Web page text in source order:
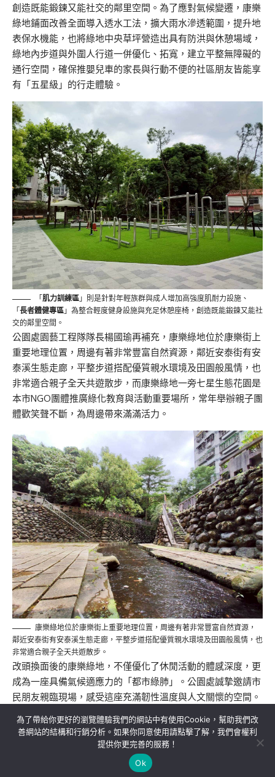
創造既能鍛鍊又能社交的鄰里空間。為了應對氣候變遷，康樂
綠地鋪面改善全面導入透水工法，擴大雨水滲透範圍，提升地
表保水機能，也將綠地中央草坪營造出具有防洪與休憩場域，
綠地內步道與外圍人行道一併優化、拓寬，建立平整無障礙的
通行空間，確保推嬰兒車的家長與行動不便的社區朋友皆能享
有「五星級」的行走體驗。
「 肌力訓練區 」則是針對年輕族群與成人增加高強度肌耐力設施、
「 長者體健專區 」為整合輕度健身設施與充足休憩座椅，創造既能鍛鍊又能社
交的鄰里空間。
公園處園藝工程隊隊長楊國瑜再補充，康樂綠地位於康樂街上
重要地理位置，周邊有著非常豐富自然資源，鄰近安泰街有安
泰溪生態走廊，平整步道搭配優質親水環境及田園般風情，也
非常適合親子全天共遊散步，而康樂綠地一旁七星生態花園是
本市NGO團體推廣綠化教育與活動重要場所，常年舉辦親子團
體歡笑聲不斷，為周邊帶來滿滿活力。
康樂綠地位於康樂街上重要地理位置，周邊有著非常豐富自然資源，
鄰近安泰街有安泰溪生態走廊，平整步道搭配優質親水環境及田園般風情，也
非常適合親子全天共遊散步。
改頭換面後的康樂綠地，不僅優化了休閒活動的體感深度，更
成為一座具備氣候適應力的「都市綠肺」。公園處誠摯邀請市
民朋友親臨現場，感受這座充滿韌性溫度與人文關懷的空間。
關於我們 隱私權政策 聯絡我們
Copyright©MORE News
為了帶給你更好的瀏覽體驗我們的網站中有使用Cookie，幫助我們改
善網站的結構和行銷分析。如果你同意使用請點擊了解，我們會權利
提供你更完善的服務！
Ok